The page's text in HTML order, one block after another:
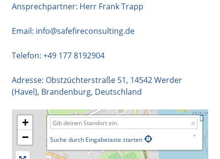
Ansprechpartner: Herr Frank Trapp
Email: info@safefireconsulting.de
Telefon: +49 177 8192904
Adresse: Obstzüchterstraße 51, 14542Werder
(Havel), Brandenburg, Deutschland
+
−
Suche durch Eingabetaste starten